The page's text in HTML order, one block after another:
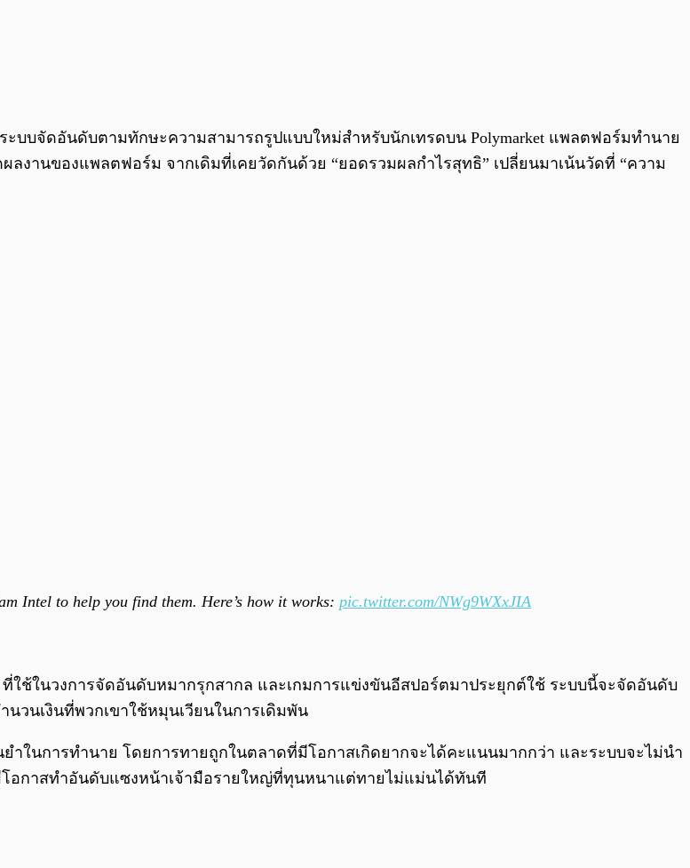
ะบบจัดอันดับตามทักษะความสามารถรูปแบบใหม่สำหรับนักเทรดบน Polymarket แพลตฟอร์มทำนาย
งานของแพลตฟอร์ม จากเดิมที่เคยวัดกันด้วย “ยอดรวมผลกำไรสุทธิ” เปลี่ยนมาเน้นวัดที่ “ความ
Intel to help you find them. Here’s how it works: pic.twitter.com/NWg9WXxJIA
ที่ใช้ในวงการจัดอันดับหมากรุกสากล และเกมการแข่งขันอีสปอร์ตมาประยุกต์ใช้ ระบบนี้จะจัดอันดับ
วนเงินที่พวกเขาใช้หมุนเวียนในการเดิมพัน
ำในการทำนาย โดยการทายถูกในตลาดที่มีโอกาสเกิดยากจะได้คะแนนมากกว่า และระบบจะไม่นำ
อกาสทำอันดับแซงหน้าเจ้ามือรายใหญ่ที่ทุนหนาแต่ทายไม่แม่นได้ทันที